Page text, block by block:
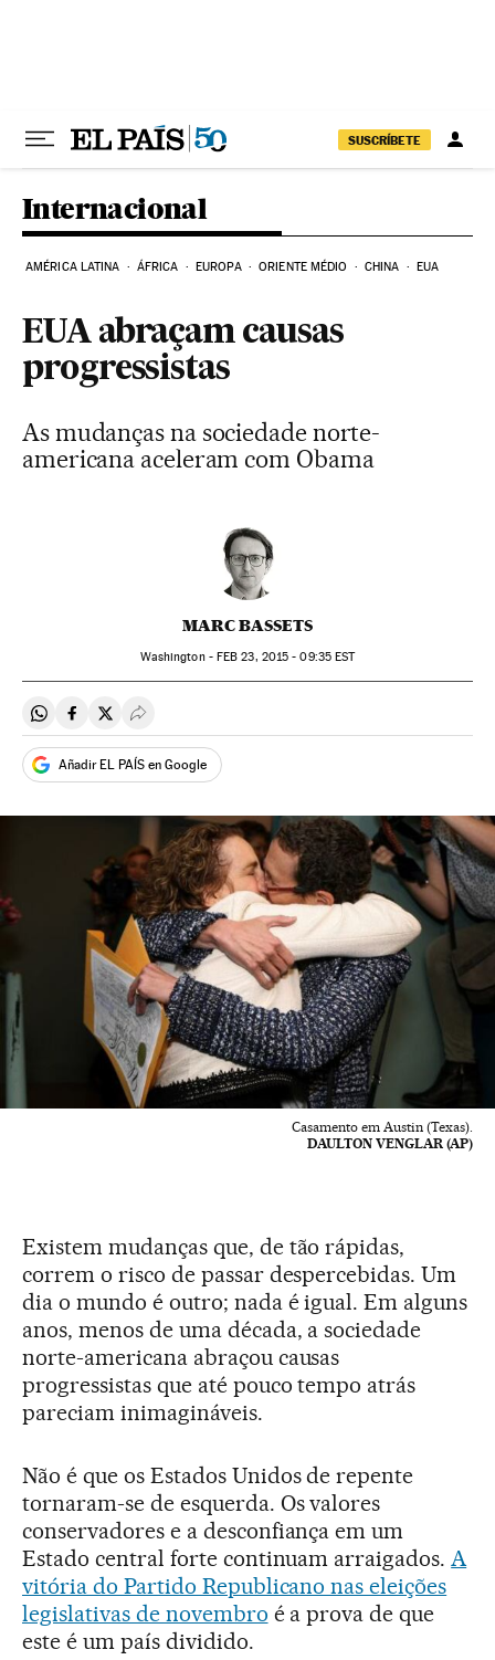
SUSCRÍBETE
Internacional
AMÉRICA LATINA ÁFRICA EUROPA ORIENTE MÉDIO CHINA EUA
EUA abraçam causas
progressistas
As mudanças na sociedade norte-
americana aceleram com Obama
MARC BASSETS
Washington - FEB 23, 2015 - 09:35EST
Compartir en Whatsapp
Compartir en Facebook
Compartir en Twitter
Desplegar Redes Sociales
Añadir EL PAÍS en Google
Casamento em Austin (Texas).
DAULTON VENGLAR (AP)
Existem mudanças que, de tão rápidas,
correm o risco de passar despercebidas. Um
dia o mundo é outro; nada é igual. Em alguns
anos, menos de uma década, a sociedade
norte-americana abraçou causas
progressistas que até pouco tempo atrás
pareciam inimagináveis.
Não é que os Estados Unidos de repente
tornaram-se de esquerda. Os valores
conservadores e a desconfiança em um
Estado central forte continuam arraigados.A
vitória do Partido Republicano nas eleições
legislativas de novembro é a prova de que
este é um país dividido.